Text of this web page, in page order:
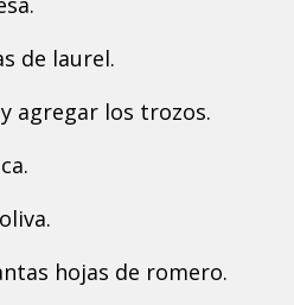
de laurel.
agregar los trozos.
hojas de romero.